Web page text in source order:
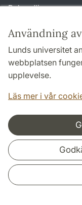
Användning
Lunds universitet
webbplatsen
upplevelse.
Läs mer i vår
Behandling av
TYPO3-login
Följ oss i sociala